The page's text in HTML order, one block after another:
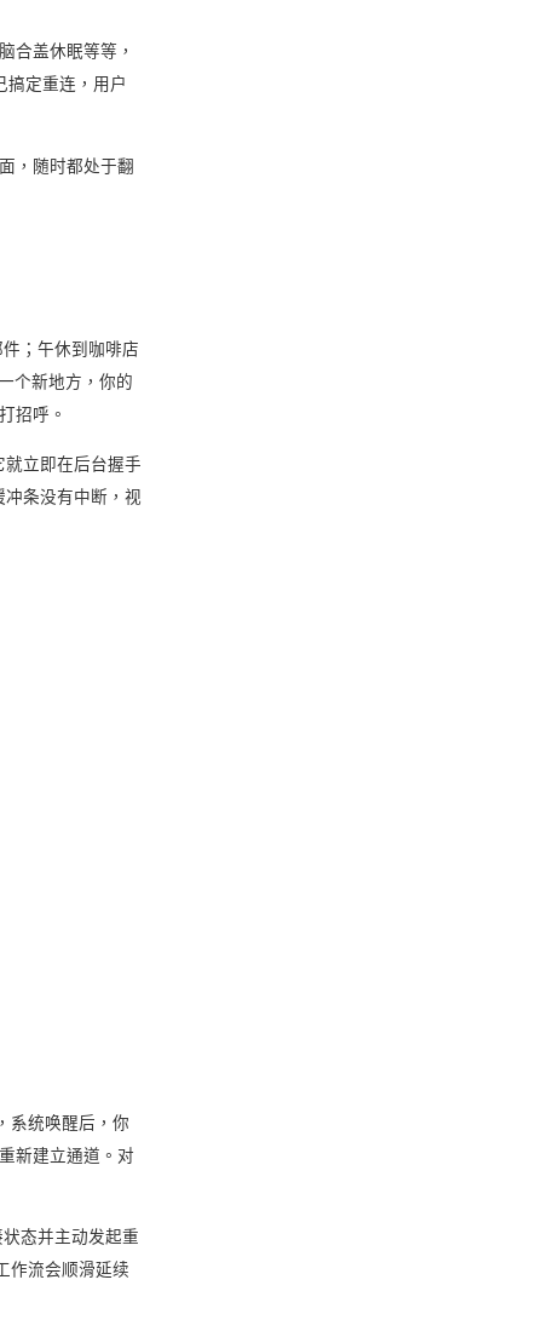
合盖休眠等等，
搞定重连，用户
，随时都处于翻
；午休到咖啡店
个新地方，你的
招呼。
就立即在后台握手
冲条没有中断，视
系统唤醒后，你
新建立通道。对
态并主动发起重
作流会顺滑延续